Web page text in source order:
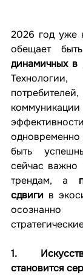
2026 год уже
обещает
динамичных в
быть
сейчас важно
трендам, а
сдвиги в
1.
становится